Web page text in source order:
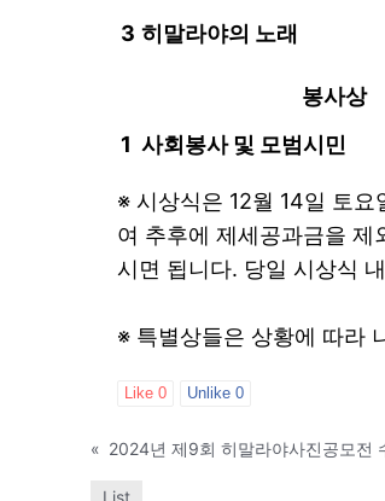
3 히말라야의 노래
봉사상
1 사회봉사 및 모범시민
※ 시상식은 12월 14일 토
여 추후에 제세공과금을 제
시면 됩니다. 당일 시상식
※ 특별상들은 상황에 따라
Like0 Unlike0
« 2024년 제9회 히말라야사진공모전